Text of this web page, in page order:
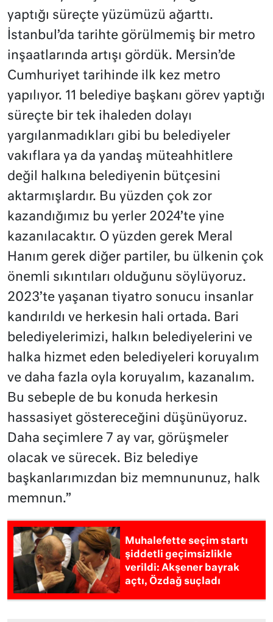
yaptığı süreçte yüzümüzü ağarttı.
İstanbul’da tarihte görülmemiş bir metro
inşaatlarında artışı gördük. Mersin’de
Cumhuriyet tarihinde ilk kez metro
yapılıyor. 11 belediye başkanı görev yaptığı
süreçte bir tek ihaleden dolayı
yargılanmadıkları gibi bu belediyeler
vakıflara ya da yandaş müteahhitlere
değil halkına belediyenin bütçesini
aktarmışlardır. Bu yüzden çok zor
kazandığımız bu yerler 2024’te yine
kazanılacaktır. O yüzden gerek Meral
Hanım gerek diğer partiler, bu ülkenin çok
önemli sıkıntıları olduğunu söylüyoruz.
2023’te yaşanan tiyatro sonucu insanlar
kandırıldı ve herkesin hali ortada. Bari
belediyelerimizi, halkın belediyelerini ve
halka hizmet eden belediyeleri koruyalım
ve daha fazla oyla koruyalım, kazanalım.
Bu sebeple de bu konuda herkesin
hassasiyet göstereceğini düşünüyoruz.
Daha seçimlere 7 ay var, görüşmeler
olacak ve sürecek. Biz belediye
başkanlarımızdan biz memnununuz, halk
memnun.”
Muhalefette seçim startı
şiddetli geçimsizlikle
verildi: Akşener bayrak
açtı, Özdağ suçladı